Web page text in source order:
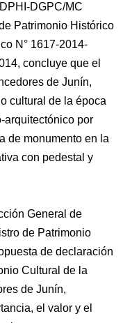
DGPC/MC
Patrimonio Histórico
N° 1617-2014-
concluye que el
de Junín,
cultural de la época
arquitectónico por
de monumento en la
con pedestal y
General de
de Patrimonio
de declaración
Cultural de la
de Junín,
el valor y el